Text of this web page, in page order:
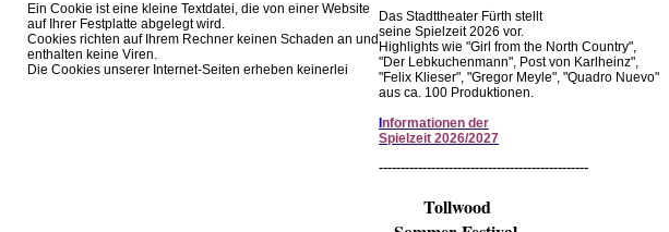
Das Stadttheater Fürth stellt
seine Spielzeit 2026 vor.
Highlights wie "Girl from the North Country",
"Der Lebkuchenmann", Post von Karlheinz",
"Felix Klieser", "Gregor Meyle", "Quadro Nuevo"
aus ca. 100 Produktionen.
Informationen der
Spielzeit 2026/2027
------------------------------------------------
Tollwood
Ein Cookie ist eine kleine Textdatei, die von einer Website
auf Ihrer Festplatte abgelegt wird.
Cookies richten auf Ihrem Rechner keinen Schaden an und
enthalten keine Viren.
Die Cookies unserer Internet-Seiten erheben keinerlei